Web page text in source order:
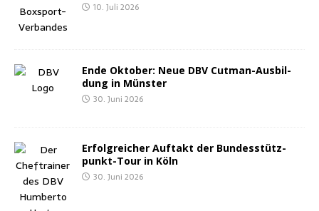
10. Juli 2026
Ende Okto­ber: Neue DBV Cut­man-Aus­bil­
dung in Münster
30. Juni 2026
Erfolg­rei­cher Auf­takt der Bun­des­stütz­
punkt-Tour in Köln
30. Juni 2026